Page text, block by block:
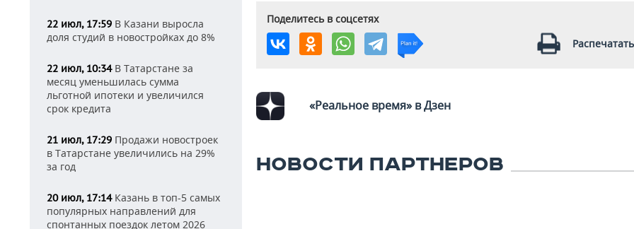
22 июл, 17:59 В Казани выросла
доля студий в новостройках до 8%
22 июл, 10:34В Татарстане за
месяц уменьшилась сумма
льготной ипотеки и увеличился
срок кредита
21 июл, 17:29 Продажи новостроек
в Татарстане увеличились на 29%
за год
20 июл, 17:14Казань в топ-5 самых
популярных направлений для
спонтанных поездок летом 2026
Поделитесь в соцсетях
«Реальное время» в Дзен
НОВОСТИ ПАРТНЕРОВ